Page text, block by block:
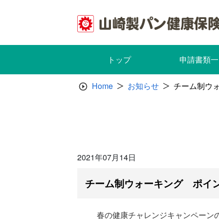
トップ 申請書類
Home お知らせ チーム制ウ
2021年07月14日
チーム制ウォーキング ポイ
春の健康チャレンジキャンペーン